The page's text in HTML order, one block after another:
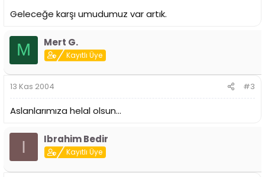
Geleceğe karşı umudumuz var artık.
M Mert G.
Kayıtlı Üye
13 Kas 2004 #3
Aslanlarımıza helal olsun...
I Ibrahim Bedir
Kayıtlı Üye